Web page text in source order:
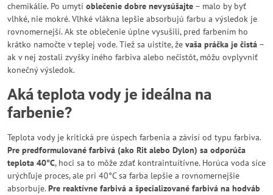
chemikálie. Po umytí oblečenie dobre nevysúšajte – malo by byť
vlhké, nie mokré. Vlhké vlákna lepšie absorbujú farbu a výsledok je
rovnomernejší. Ak ste oblečenie úplne vysušili, pred farbením ho
krátko namočte v teplej vode. Tiež sa uistite, že vaša práčka je čistá –
ak v nej zostali zvyšky iného farbiva alebo nečistôt, môžu ovplyvniť
konečný výsledok.
Aká teplota vody je ideálna na
farbenie?
Teplota vody je kritická pre úspech farbenia a závisí od typu farbiva.
Pre predformulované farbivá (ako Rit alebo Dylon) sa odporúča
teplota 40°C, hoci sa to môže zdať kontraintuítívne. Horúca voda síce
urýchľuje proces, ale pri 40°C sa farba lepšie a rovnomernejšie
absorbuje.Pre reaktívne farbivá a špecializované farbivá na hodváb